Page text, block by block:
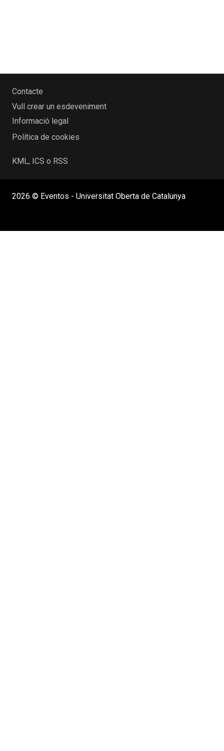
Contacte
Vull crear un esdeveniment
Informació legal
Política de cookies
KML, ICS o RSS
2026 © Eventos - Universitat Oberta de Catalunya